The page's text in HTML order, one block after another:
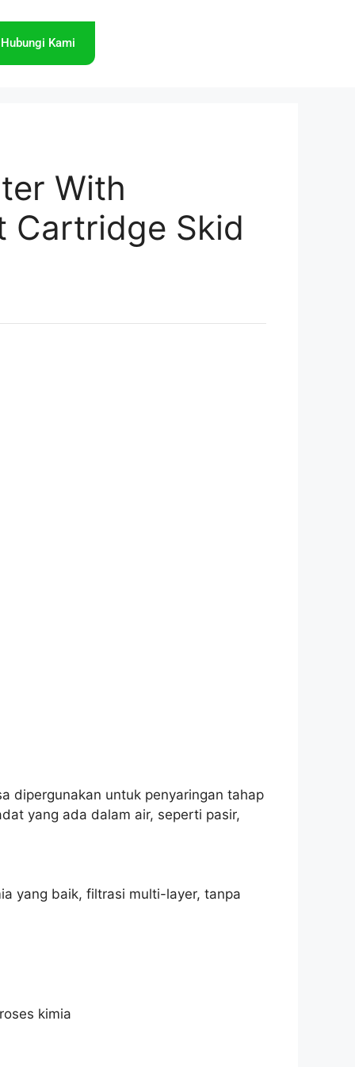
Hubungi Kami
With
Cartridge Skid
dipergunakan untuk penyaringan tahap
yang ada dalam air, seperti pasir,
yang baik, filtrasi multi-layer, tanpa
kimia